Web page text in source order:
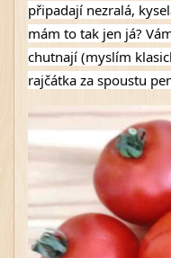
připadají nezralá,
mám to tak jen já?
chutnají (myslím
rajčátka za spoustu